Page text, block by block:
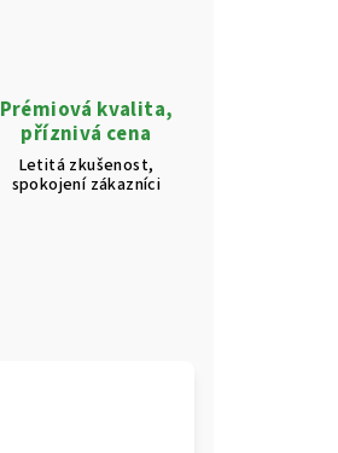
Prémiová kvalita,
příznivá cena
Letitá zkušenost,
spokojení zákazníci